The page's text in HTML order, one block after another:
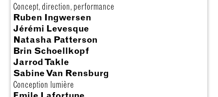
Concept, direction, performance
Ruben Ingwersen
Jérémi Levesque
Natasha Patterson
Brin Schoellkopf
Jarrod Takle
Sabine Van Rensburg
Conception lumière